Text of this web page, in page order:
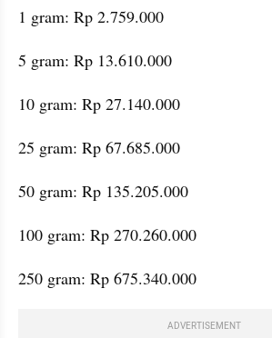
1 gram: Rp 2.759.000
5 gram: Rp 13.610.000
10 gram: Rp 27.140.000
25 gram: Rp 67.685.000
50 gram: Rp 135.205.000
100 gram: Rp 270.260.000
250 gram: Rp 675.340.000
ADVERTISEMENT